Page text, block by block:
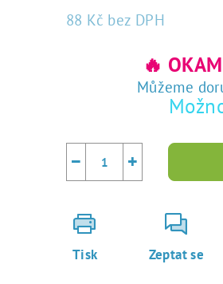
88 Kč bez DPH
🔥
Můžeme
+
−
Tisk Zeptat se